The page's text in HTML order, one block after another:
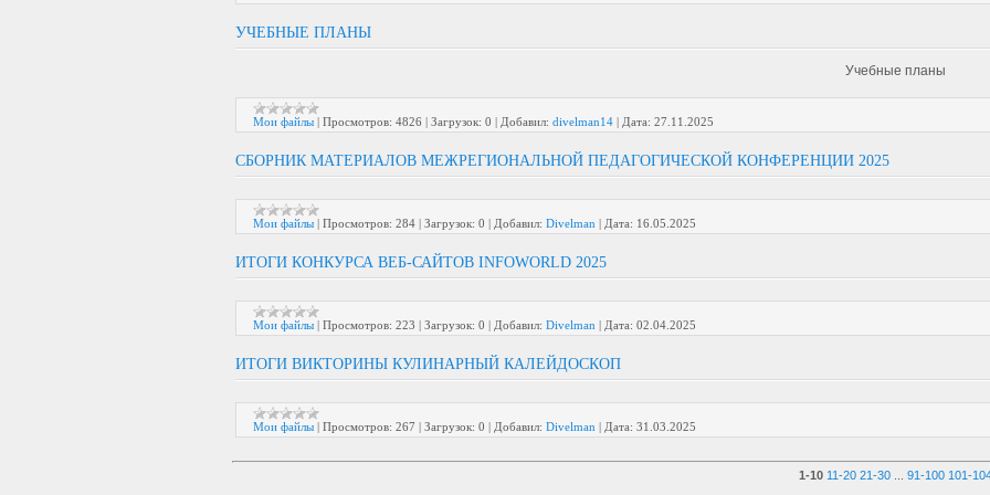
УЧЕБНЫЕ ПЛАНЫ
Учебные планы
Мои файлы | Просмотров: 4826 | Загрузок: 0 | Добавил: divelman14 | Дата: 27.11.2025
СБОРНИК МАТЕРИАЛОВ МЕЖРЕГИОНАЛЬНОЙ ПЕДАГОГИЧЕСКОЙ КОНФЕРЕНЦИИ 2025
Мои файлы | Просмотров: 284 | Загрузок: 0 | Добавил: Divelman | Дата: 16.05.2025
ИТОГИ КОНКУРСА ВЕБ-САЙТОВ INFOWORLD 2025
Мои файлы | Просмотров: 223 | Загрузок: 0 | Добавил: Divelman | Дата: 02.04.2025
ИТОГИ ВИКТОРИНЫ КУЛИНАРНЫЙ КАЛЕЙДОСКОП
Мои файлы | Просмотров: 267 | Загрузок: 0 | Добавил: Divelman | Дата: 31.03.2025
1-10 11-20 21-30 91-100 101-